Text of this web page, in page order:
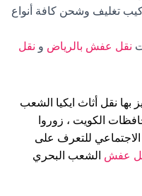
تغليف وشحن كافة أنواع
نقل عفش بالرياض و نقل
بها نقل أثاث ايكيا الشعب
الكويت ، زوروا
للتعرف على
عفش الشعب البحري